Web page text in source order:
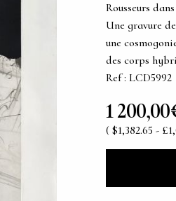
Rousseurs
Une gravure
une
des corps
Ref : LCD5992
1
( $1,382.65 -